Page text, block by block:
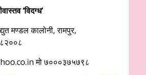
‘विदग्ध’
मण्डल कालोनी, रामपुर,
मो ७०००३७५७९८